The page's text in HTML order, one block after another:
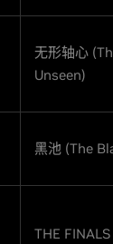
无形轴心
Unseen)
黑池 (The
THE FINALS